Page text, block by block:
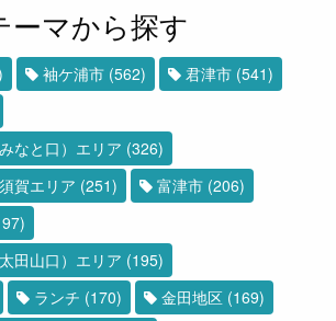
ーマから探す
袖ケ浦市 (562) 君津市 (541)
なと口）エリア (326)
賀エリア (251) 富津市 (206)
田山口）エリア (195)
ランチ (170) 金田地区 (169)